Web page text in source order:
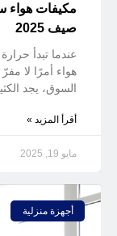
مكيفات هواء
صيف 2025
عندما تبدأ
هواء أمرًا لا
السوق، يجد
أقرأ المزيد »
مايو 19, 2025
أجهزة منزلية